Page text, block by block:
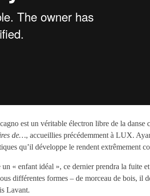
est un véritable électron libre de la
de…, accueillies précédemment à LUX.
qu’il développe le rendent extrêmement
« enfant idéal », ce dernier prendra la fuite
différentes formes – de morceau de bois,
Lavant.